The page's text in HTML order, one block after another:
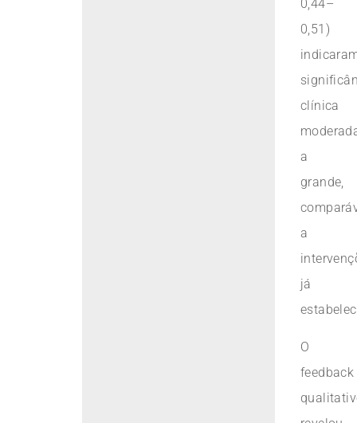
0,44–
0,51)
clínica
a
grande,
a
já
O
feedback